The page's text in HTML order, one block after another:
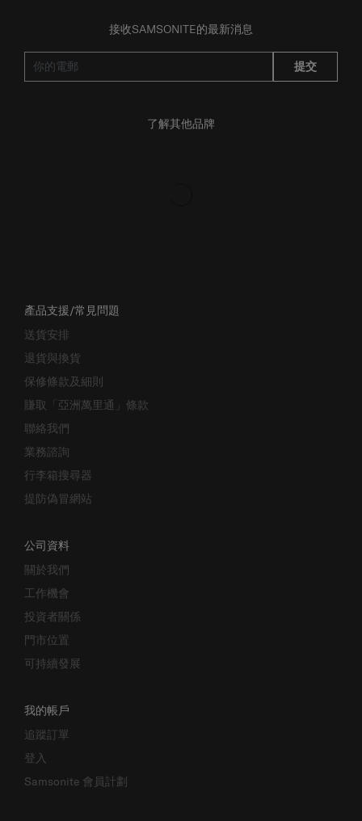
提交
送貨安排
退貨與換貨
保修條款及細則
賺取「亞洲萬里通」條款
聯絡我們
業務諮詢
行李箱搜尋器
提防偽冒網站
關於我們
工作機會
投資者關係
門市位置
可持續發展
追蹤訂單
登入
Samsonite 會員計劃